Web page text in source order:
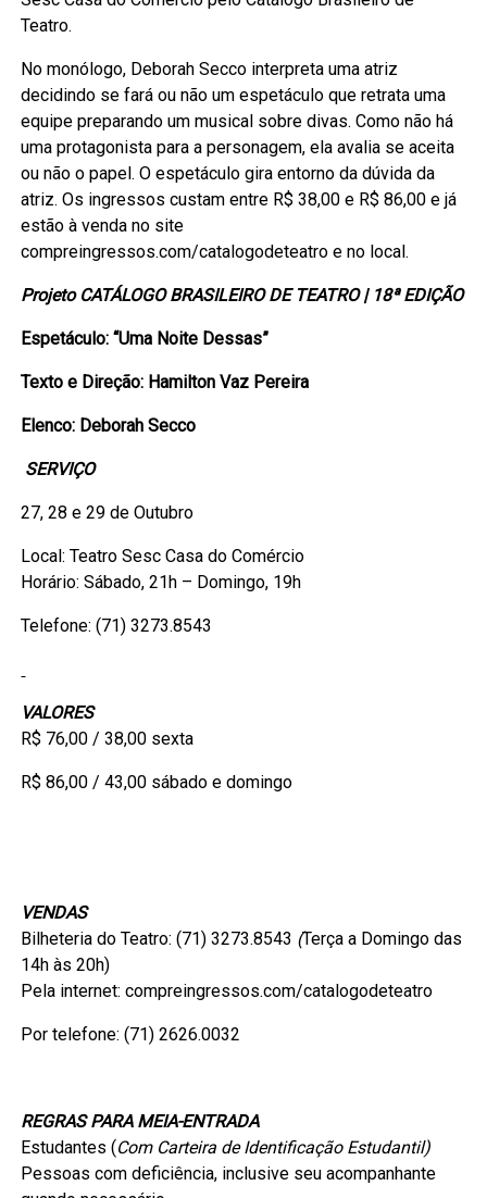
Teatro.
No monólogo, Deborah Secco interpreta uma atriz
decidindo se fará ou não um espetáculo que retrata uma
equipe preparando um musical sobre divas. Como não há
uma protagonista para a personagem, ela avalia se aceita
ou não o papel. O espetáculo gira entorno da dúvida da
atriz. Os ingressos custam entre R$ 38,00 e R$ 86,00 e já
estão à venda no site
compreingressos.com/catalogodeteatro e no local.
Projeto CATÁLOGO BRASILEIRO DE TEATRO | 18ª EDIÇÃO
Espetáculo:“Uma Noite Dessas”
Texto e Direção: Hamilton Vaz Pereira
Elenco: Deborah Secco
SERVIÇO
27, 28 e 29 de Outubro
Local: Teatro Sesc Casa do Comércio
Horário: Sábado, 21h – Domingo, 19h
Telefone: (71) 3273.8543
VALORES
R$ 76,00 / 38,00 sexta
R$ 86,00 / 43,00 sábado e domingo
VENDAS
Bilheteria do Teatro: (71) 3273.8543 (Terça a Domingo das
14h às 20h)
Pela internet: compreingressos.com/catalogodeteatro
Por telefone: (71) 2626.0032
REGRAS PARA MEIA-ENTRADA
Estudantes (Com Carteira de Identificação Estudantil)
Pessoas com deficiência, inclusive seu acompanhante